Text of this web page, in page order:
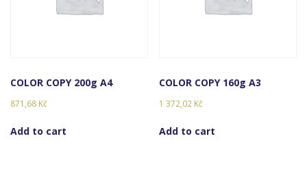
COLOR COPY 200g A4
871,68 Kč
Add to cart
COLOR COPY 160g A3
1 372,02 Kč
Add to cart